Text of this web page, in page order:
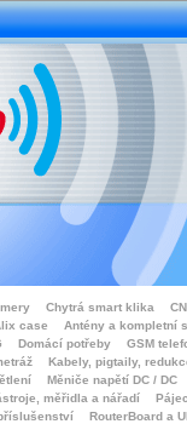
Chytrá smart klika
case Antény a kompletní
Domácí potřeby GSM
Kabely, pigtaily,
Měniče napětí DC / DC
měřidla a nářadí
RouterBoard a